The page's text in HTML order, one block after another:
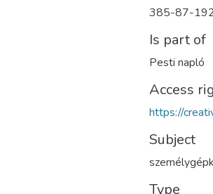
385-87-
Is part of
Pesti napló
Access
https://
Subject
Type